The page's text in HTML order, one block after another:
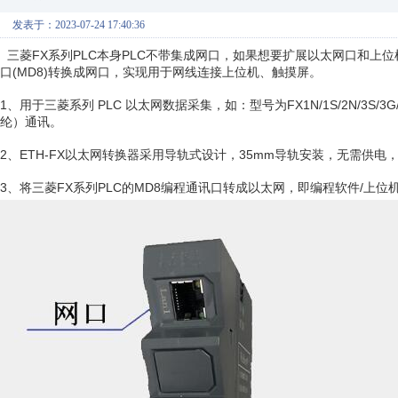
发表于：2023-07-24 17:40:36
三菱FX系列PLC本身PLC不带集成网口，如果想要扩展以太网口和上
口(MD8)转换成网口，实现用于网线连接上位机、触摸屏。
1、用于三菱系列 PLC 以太网数据采集，如：型号为FX1N/1S/2N/3S/
纶）通讯。
2、ETH-FX以太网转换器采用导轨式设计，35mm导轨安装，无需供电
3、将三菱FX系列PLC的MD8编程通讯口转成以太网，即编程软件/上位